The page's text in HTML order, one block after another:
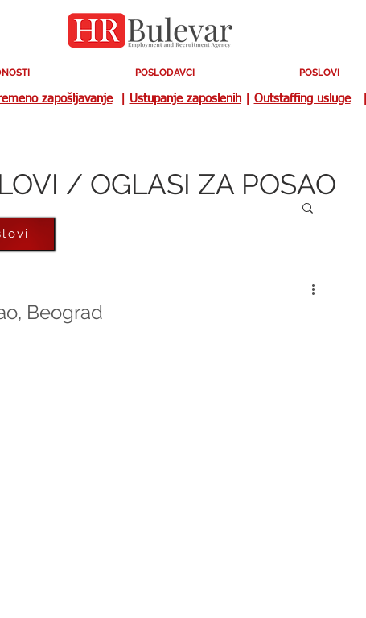
POSLODAVCI POSLOVI
zapošljavanje| Ustupanje zaposlenih| Outstaffing usluge|
/ OGLASI ZA POSAO
Beograd